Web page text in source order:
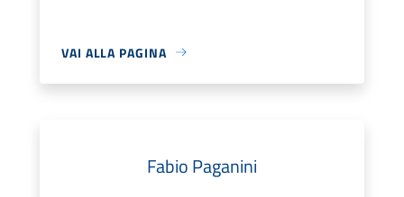
VAI ALLA PAGINA
Fabio Paganini